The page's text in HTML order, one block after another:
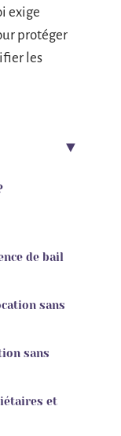
exige
protéger
les
de bail
sans
sans
et